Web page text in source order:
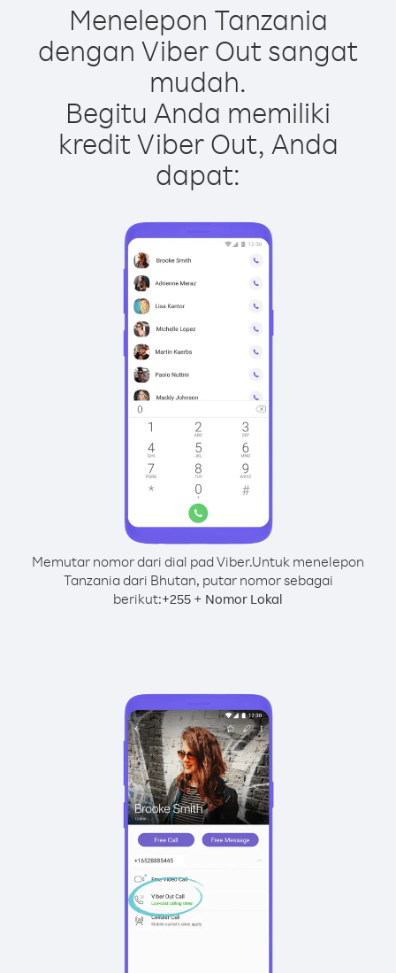
Menelepon Tanzania
dengan Viber Out sangat
mudah.
Begitu Anda memiliki
kredit Viber Out, Anda
dapat:
Memutar nomor dari dial pad Viber.Untuk menelepon
Tanzania dari Bhutan, putar nomor sebagai
berikut:+255 + Nomor Lokal